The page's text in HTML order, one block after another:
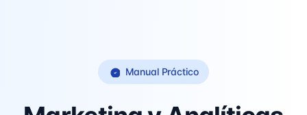
Manual Práctico